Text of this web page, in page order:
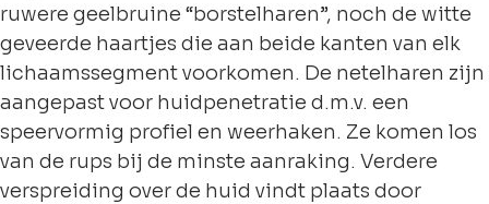
ruwere geelbruine “borstelharen”, noch de witte
geveerde haartjes die aan beide kanten van elk
lichaamssegment voorkomen. De netelharen zijn
aangepast voor huidpenetratie d.m.v. een
speervormig profiel en weerhaken. Ze komen los
van de rups bij de minste aanraking. Verdere
verspreiding over de huid vindt plaats door